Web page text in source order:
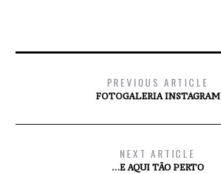
PREVIOUS ARTICLE
FOTOGALERIA INSTAGRAM
NEXT ARTICLE
…E AQUI TÃO PERTO